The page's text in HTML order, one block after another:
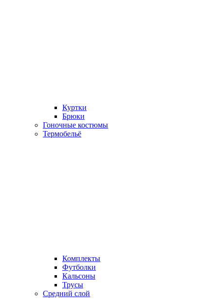
Куртки
Брюки
Гоночные костюмы
Термобельё
Комплекты
Футболки
Кальсоны
Трусы
Средний слой